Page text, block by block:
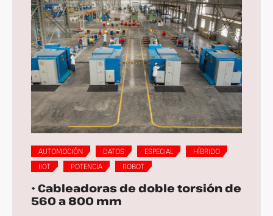
AUTOMOCIÓN DATOS ESPECIAL
HÍBRIDO
IIOT
POTENCIA ROBOT
• Cableadoras de doble torsión de
560 a 800 mm